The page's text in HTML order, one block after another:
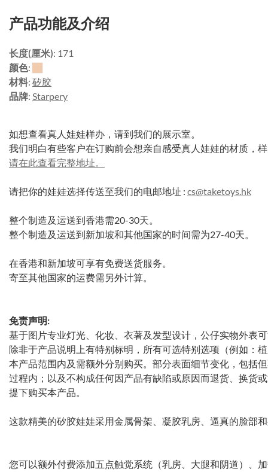
产品功能及介绍
长度(厘米): 171
颜色:
材料: 矽胶
品牌: Starpery
如想查看真人娃娃样办，请到我们的展示室。
我们明白有些客户在订购前会想亲自感受真人娃娃的材质，
请在此查看完整地址。
请把你的娃娃选择传送至我们的电邮地址 : cs@taketoys.hk
整个制造及运送到香港需20-30天。
整个制造及运送到新加坡和其他国家的时间需为27-40天。
在香港和新加坡可享有免费送货服务。
寄至其他国家的运费需另外计算。
免责声明:
基于图片专业灯光、化妆、衣著及发型设计，公仔实物外表
除非于产品说明上有特别标明，所有可选特别选项（例如：
本产品范围内及需额外分别购买。部分表面细节变化，包括
过程内；以及不构成任何因产品有缺陷或原因而退货、换货
提下购买本产品。
这款精美的矽胶娃娃采用金属骨架、凝胶乳房、逼真的脸部
您可以额外付费添加五点触觉系统（乳房、大腿和阴道）、